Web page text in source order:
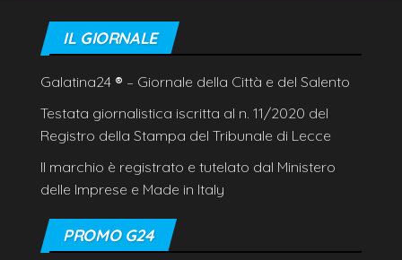
IL GIORNALE
Galatina24 ® – Giornale della Città e del Salento
Testata giornalistica iscritta al n. 11/2020 del
Registro della Stampa del Tribunale di Lecce
Il marchio è registrato e tutelato dal Ministero
delle Imprese e Made in Italy
PROMO G24